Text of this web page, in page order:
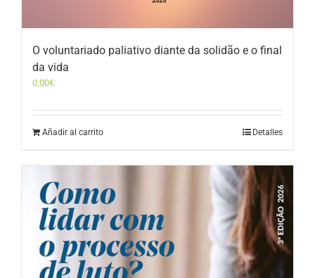
O voluntariado paliativo diante da solidão e o final
da vida
0,00€
Añadir al carrito Detalles